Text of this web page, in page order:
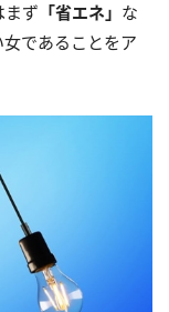
まず 「省エネ」 な
であることをア